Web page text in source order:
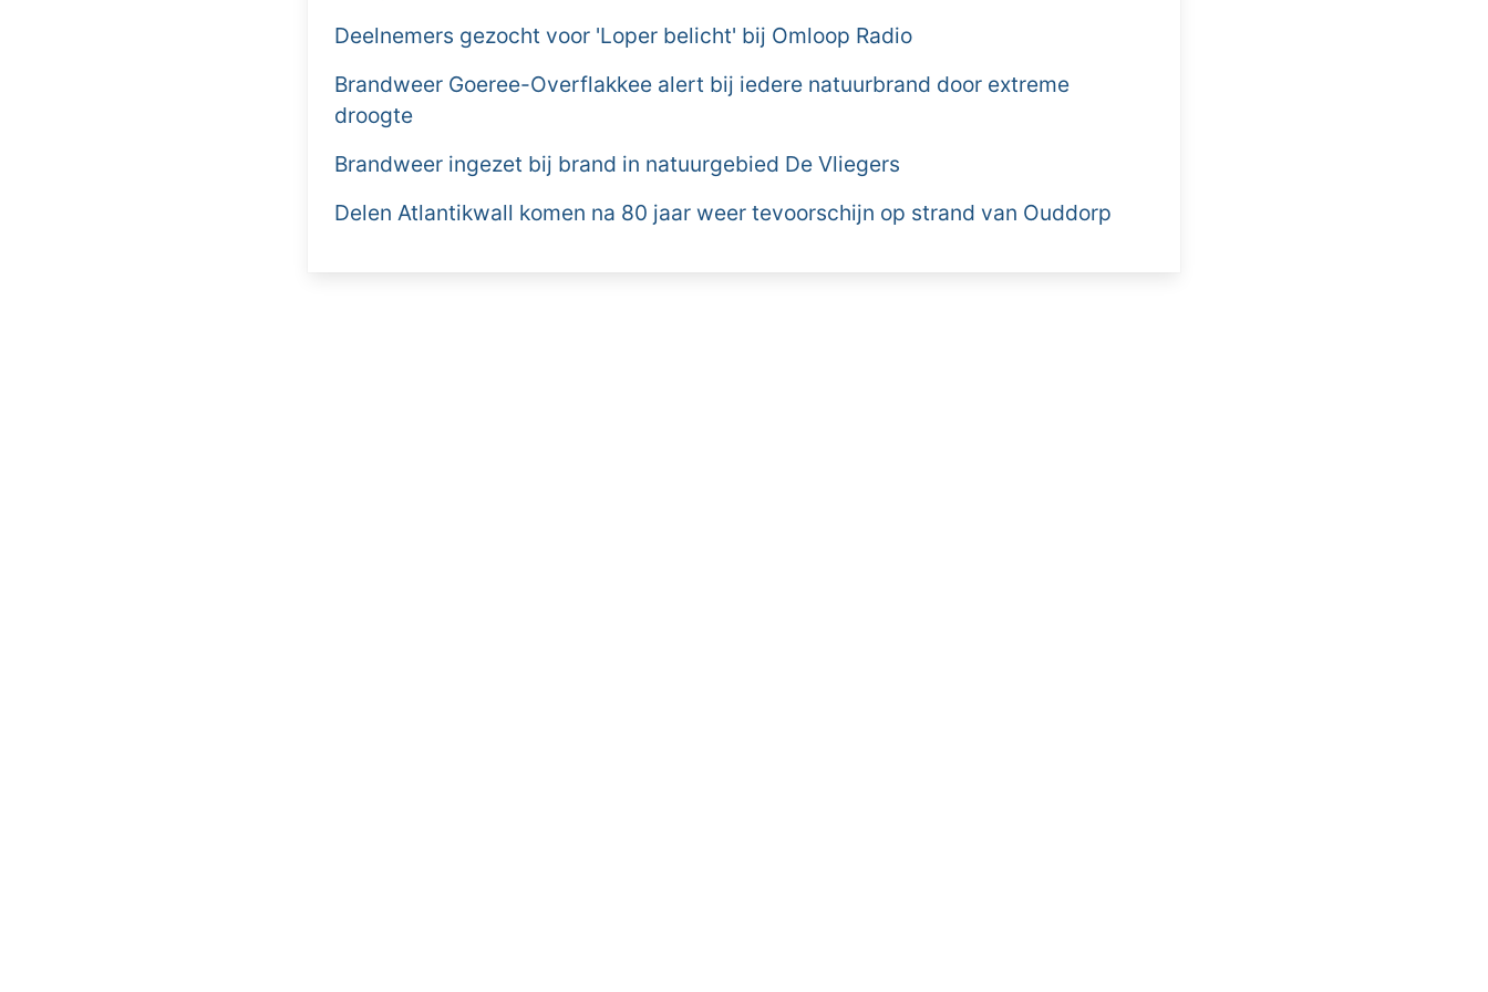
Deelnemers gezocht voor 'Loper belicht' bij Omloop Radio
Brandweer Goeree-Overflakkee alert bij iedere natuurbrand door extreme
droogte
Brandweer ingezet bij brand in natuurgebied De Vliegers
Delen Atlantikwall komen na 80 jaar weer tevoorschijn op strand van Ouddorp